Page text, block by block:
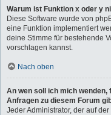
Warum ist Funktion x oder y
Diese Software wurde von
eine Funktion implementiert
deine Stimme für bestehende
vorschlagen kannst.
Nach oben
An wen soll ich mich
Anfragen zu diesem Forum
Jeder Administrator, der auf